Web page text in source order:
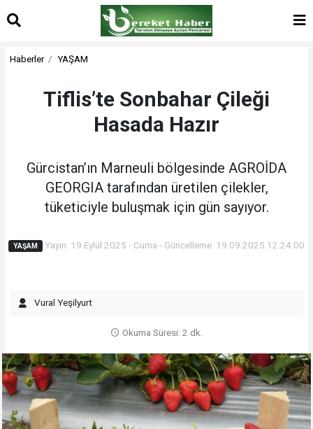
Haberler YAŞAM
Tiflis’te Sonbahar Çileği
Hasada Hazır
Gürcistan’ın Marneuli bölgesinde AGROİDA
GEORGIA tarafından üretilen çilekler,
tüketiciyle buluşmak için gün sayıyor.
YAŞAM Yayın: 19 Eylül 2025 - Cuma - Güncelleme: 19.09.2025 12:24:00
Vural Yeşilyurt
Okuma Süresi: 2 dk.